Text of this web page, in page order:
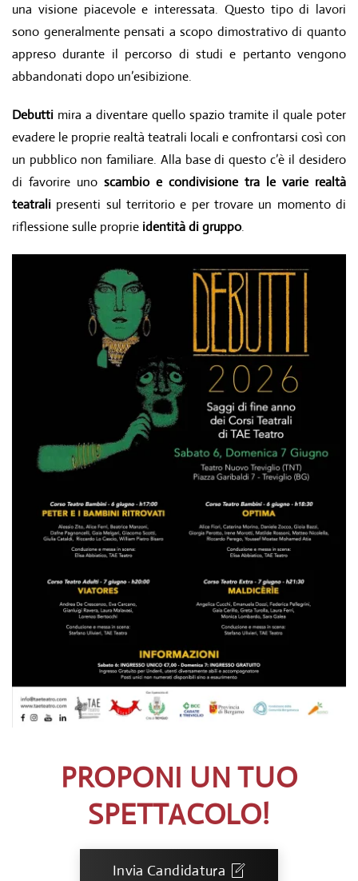
una visione piacevole e interessata. Questo tipo di lavori
sono generalmente pensati a scopo dimostrativo di quanto
appreso durante il percorso di studi e pertanto vengono
abbandonati dopo un’esibizione.
Debutti mira a diventare quello spazio tramite il quale poter
evadere le proprie realtà teatrali locali e confrontarsi così con
un pubblico non familiare. Alla base di questo c’è il desidero
di favorire uno scambio e condivisione tra le varie realtà
teatrali presenti sul territorio e per trovare un momento di
riflessione sulle proprie identità di gruppo.
PROPONI UN TUO
SPETTACOLO!
Invia Candidatura